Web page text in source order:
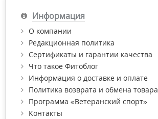
Информация
О компании
Редакционная политика
Сертификаты и гарантии качества
Что такое Фитоблог
Информация о доставке и оплате
Политика возврата и обмена товара
Программа «Ветеранский спорт»
Контакты